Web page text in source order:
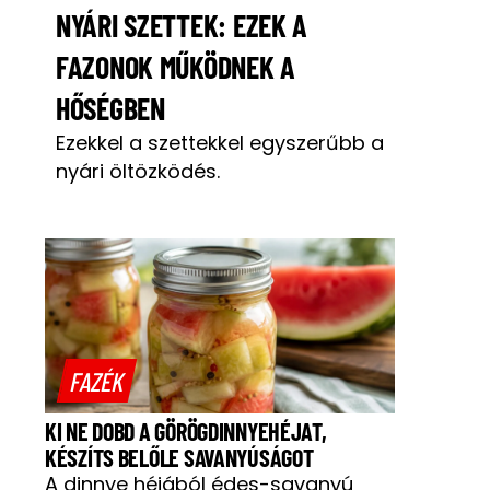
NYÁRI SZETTEK: EZEK A
FAZONOK MŰKÖDNEK A
HŐSÉGBEN
Ezekkel a szettekkel egyszerűbb a
nyári öltözködés.
FAZÉK
KI NE DOBD A GÖRÖGDINNYEHÉJAT,
KÉSZÍTS BELŐLE SAVANYÚSÁGOT
A dinnye héjából édes-savanyú